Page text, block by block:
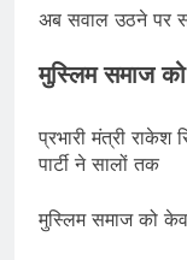
अब सवाल उठने पर
मुस्लिम समाज
प्रभारी मंत्री
पार्टी ने सालों तक
मुस्लिम समाज को